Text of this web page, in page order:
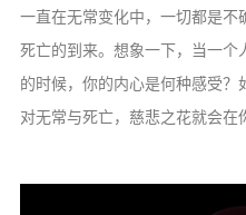
一直在无常变化中，一切都是
死亡的到来。想象一下，当一个
的时候，你的内心是何种感受
对无常与死亡，慈悲之花就会在